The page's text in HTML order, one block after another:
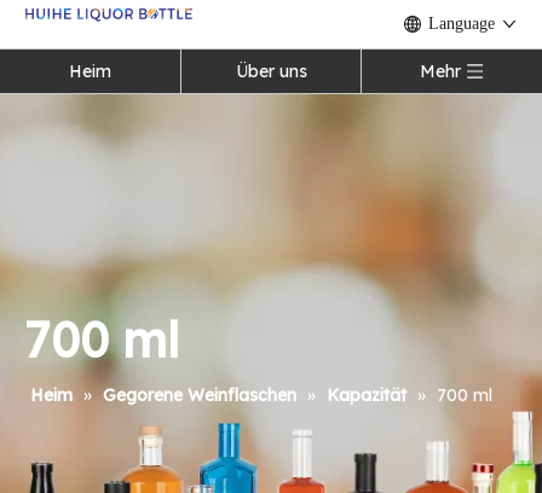
Language
Heim Über uns Mehr
700 ml
Heim » Gegorene Weinflaschen » Kapazität » 700 ml